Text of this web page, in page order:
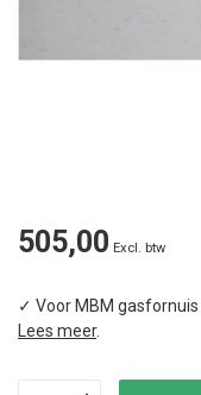
505,00 Excl. btw
✓ Voor MBM
Lees meer.